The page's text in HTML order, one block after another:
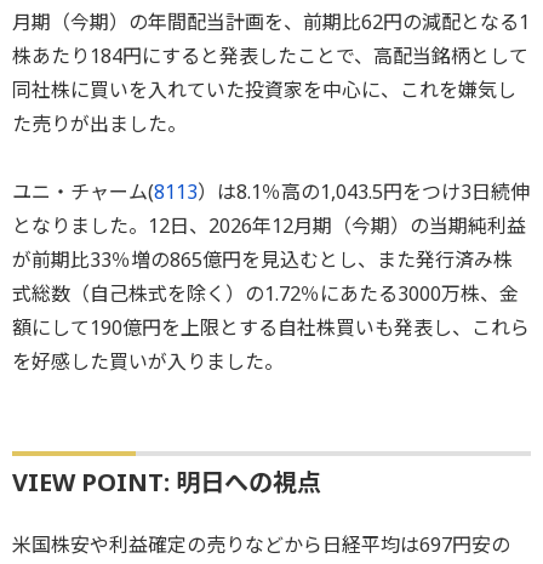
月期（今期）の年間配当計画を、前期比62円の減配となる1
株あたり184円にすると発表したことで、高配当銘柄として
同社株に買いを入れていた投資家を中心に、これを嫌気し
た売りが出ました。
ユニ・チャーム(8113）は8.1％高の1,043.5円をつけ3日続伸
となりました。12日、2026年12月期（今期）の当期純利益
が前期比33％増の865億円を見込むとし、また発行済み株
式総数（自己株式を除く）の1.72％にあたる3000万株、金
額にして190億円を上限とする自社株買いも発表し、これら
を好感した買いが入りました。
VIEW POINT: 明日への視点
米国株安や利益確定の売りなどから日経平均は697円安の